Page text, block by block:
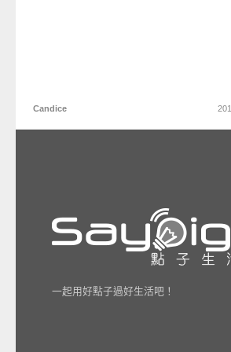
Candice
一起用好點子過好生活吧！